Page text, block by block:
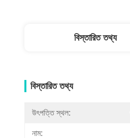
বিস্তারিত তথ্য
বিস্তারিত তথ্য
উৎপত্তি স্থল:
নাম: